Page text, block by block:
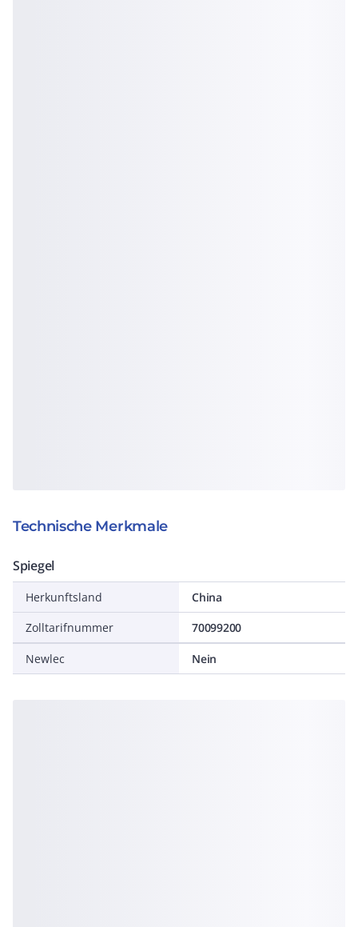
Technische Merkmale
Spiegel
Herkunftsland
China
Zolltarifnummer
70099200
Newlec Nein